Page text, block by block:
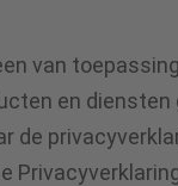
van
en
de